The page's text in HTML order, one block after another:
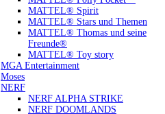
MATTEL® Spirit
MATTEL® Stars und Themen
MATTEL® Thomas und seine
Freunde®
MATTEL® Toy story
MGA Entertainment
Moses
NERF
NERF ALPHA STRIKE
NERF DOOMLANDS